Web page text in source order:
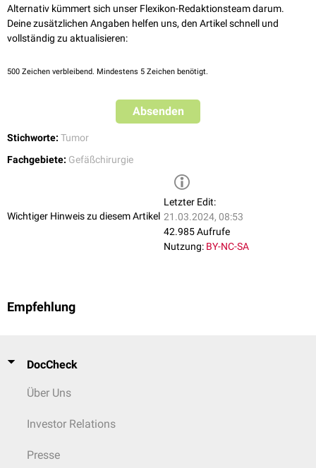
metastasieren.
Alternativ kümmert sich unser Flexikon-Redaktionsteam darum.
Deine zusätzlichen Angaben helfen uns, den Artikel schnell und
vollständig zu aktualisieren:
500 Zeichen verbleibend. Mindestens 5 Zeichen benötigt.
Absenden
Stichworte: Tumor
Fachgebiete: Gefäßchirurgie
Wichtiger Hinweis zu diesem Artikel
Letzter Edit:
21.03.2024, 08:53
42.985 Aufrufe
Nutzung: BY-NC-SA
Empfehlung
DocCheck
Über Uns
Investor Relations
Presse